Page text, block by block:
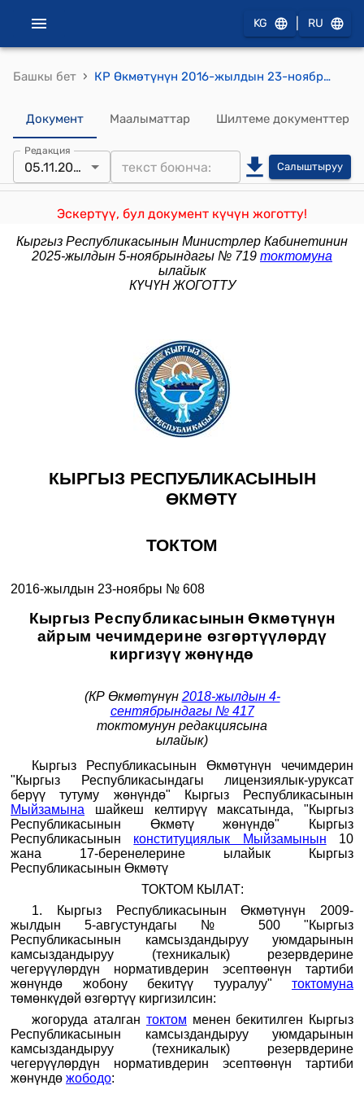
KG RU
Башкы бет › КР Өкмөтүнүн 2016-жылдын 23-ноябрындагы № 608 "Кыргыз Республикасынын Өкмөтүнүн айрым чечимдерине өзгөртүүлөрдү киргизүү жөнүндө" токтому
Документ Маалыматтар Шилтеме документтер
Редакция
05.11.2025 Салыштыруу
Эскертүү, бул документ күчүн жоготту!